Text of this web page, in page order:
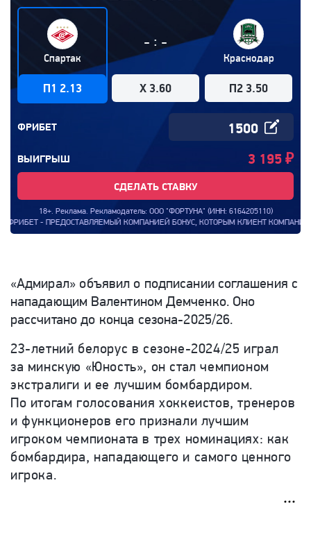
Спартак
П1 2.13
- : -
X 3.60
Краснодар
П2 3.50
ФРИБЕТ
ВЫИГРЫШ 3 195 ₽
СДЕЛАТЬ СТАВКУ
18+. Реклама. Рекламодатель: ООО "ФОРТУНА" (ИНН: 6164205110)
ПРЕДОСТАВЛЯЕМЫЙ КОМПАНИЕЙ БОНУС, КОТОРЫМ КЛИЕНТ КОМПАНИИ МОЖЕТ
«Адмирал» объявил о подписании соглашения с
нападающим Валентином Демченко. Оно
рассчитано до конца сезона-2025/26.
23-летний белорус в сезоне-2024/25 играл
за минскую «Юность», он стал чемпионом
экстралиги и ее лучшим бомбардиром.
По итогам голосования хоккеистов, тренеров
и функционеров его признали лучшим
игроком чемпионата в трех номинациях: как
бомбардира, нападающего и самого ценного
игрока.